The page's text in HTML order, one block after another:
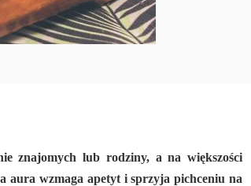
znajomych lub rodziny, a na większości
aura wzmaga apetyt i sprzyja pichceniu na